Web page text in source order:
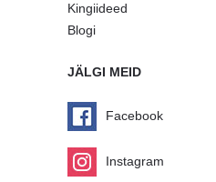
Kingiideed
Blogi
JÄLGI MEID
Facebook
Instagram